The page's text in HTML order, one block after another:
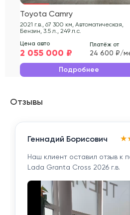
Toyota Camry
2021 г.в., 67 300 км, Автоматическая,
Бензин, 3.5 л., 249 л.с.
Цена авто
2 055 000 ₽
Платёж от
24 600 ₽/
Подробнее
Отзывы
Геннадий Борисович ★
Наш клиент оставил отзыв к
Lada Granta Cross 2026 г.в.